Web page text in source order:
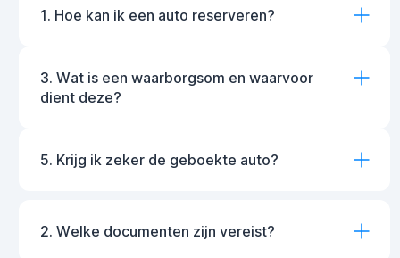
1. Hoe kan ik een auto reserveren?
3. Wat is een waarborgsom en waarvoor
dient deze?
5. Krijg ik zeker de geboekte auto?
2. Welke documenten zijn vereist?